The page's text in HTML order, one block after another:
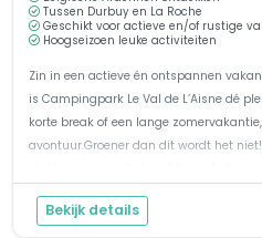
Tussen Durbuy en La Roche
Geschikt voor actieve en/of rustige
Hoogseizoen leuke activiteiten
Zin in een actieve én ontspannen
is Campingpark Le Val de L’Aisne dé
korte break of een lange
avontuur.Groener dan dit wordt het
Bekijk details